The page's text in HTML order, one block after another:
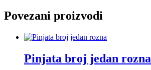
Povezani proizvodi
Pinjata broj jedan rozna